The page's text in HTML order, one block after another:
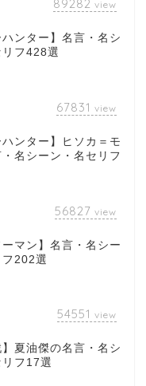
89282 view
ハンター】名言・名シ
フ428選
67831 view
ハンター】ヒソカ＝モ
名シーン・名セリフ
56827 view
ーマン】名言・名シー
フ202選
54551 view
】夏油傑の名言・名シ
フ17選